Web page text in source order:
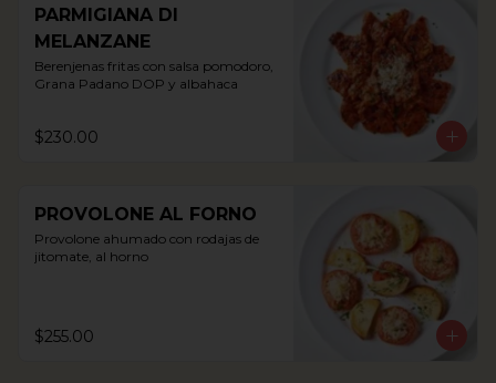
PARMIGIANA DI
MELANZANE
Berenjenas fritas con salsa pomodoro,
Grana Padano DOP y albahaca
$230.00
PROVOLONE AL FORNO
Provolone ahumado con rodajas de
jitomate, al horno
$255.00